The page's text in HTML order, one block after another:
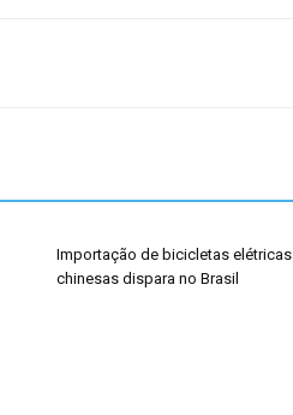
Importação de bicicletas elétricas
chinesas dispara no Brasil